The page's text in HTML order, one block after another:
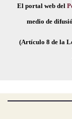
El portal web del
medio de
(Artículo 8 de la